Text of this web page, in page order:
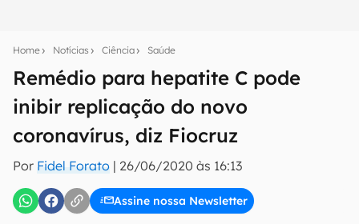
Home Notícias Ciência Saúde
Remédio para hepatite C pode
inibir replicação do novo
coronavírus, diz Fiocruz
Por Fidel Forato | 26/06/2020 às 16:13
Assine nossa Newsletter
notícias e reviews sobre tecnologia em primeira
mão.
E-mail
inscreva-se